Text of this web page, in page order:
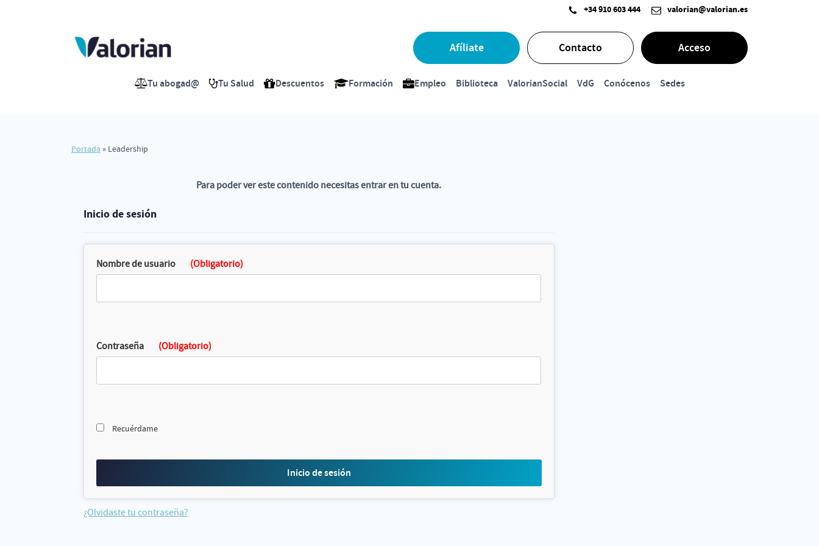
+34 910 603 444 valorian@valorian.es
Afíliate Contacto Acceso
Tu abogad@ Tu Salud Descuentos Formación Empleo Biblioteca ValorianSocial VdG Conócenos Sedes
Portada » Leadership
Para poder ver este contenido necesitas entrar en tu cuenta.
Inicio de sesión
Nombre de usuario (Obligatorio)
Contraseña (Obligatorio)
Recuérdame
¿Olvidaste tu contraseña?